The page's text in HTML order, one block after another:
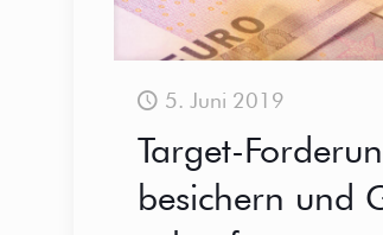
5. Juni 2019
Target-
besichern und